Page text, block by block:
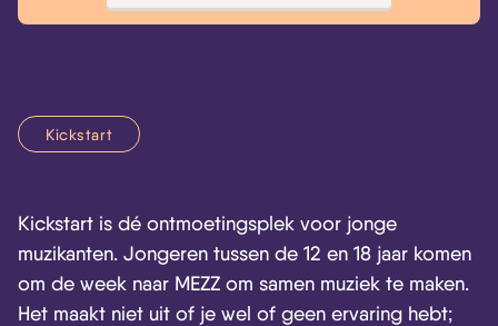
Kickstart
Kickstart is dé ontmoetingsplek voor jonge
muzikanten. Jongeren tussen de 12 en 18 jaar komen
om de week naar MEZZ om samen muziek te maken.
Het maakt niet uit of je wel of geen ervaring hebt;